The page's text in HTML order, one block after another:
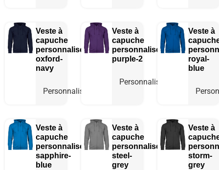
Veste à
capuche
personnalisée
oxford-
navy
Personnaliser
Veste à
capuche
personnalisée
purple-2
Personnaliser
Veste à
royal-
blue
Veste à
capuche
personnalisée
sapphire-
blue
Veste à
capuche
personnalisée
steel-
grey
Veste à
storm-
grey